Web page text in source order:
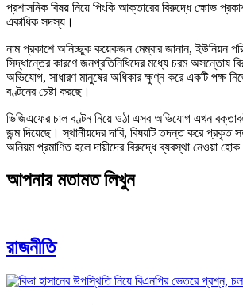
প্রশাসনিক বিষয় নিয়ে পিংকি আক্তারের বিরুদ্ধে ক্ষোভ
একাধিক সদস্য।
নাম প্রকাশে অনিচ্ছুক কয়েকজন মেম্বার জানান, ইউনিয়ন
সিদ্ধান্তের কারণে জনপ্রতিনিধিদের মধ্যে চরম অসন্তোষ
অভিযোগ, সাধারণ মানুষের অধিকার ক্ষুণ্ন করে একটি পক্ষ
বণ্টনের চেষ্টা করছে।
ভিজিএফের চাল বণ্টন নিয়ে ওঠা এসব অভিযোগ এখন
জন্ম দিয়েছে। স্থানীয়দের দাবি, বিষয়টি তদন্ত করে
অনিয়ম প্রমাণিত হলে দায়ীদের বিরুদ্ধে ব্যবস্থা নেওয়া
আপনার মতামত লিখুন
রাজনীতি